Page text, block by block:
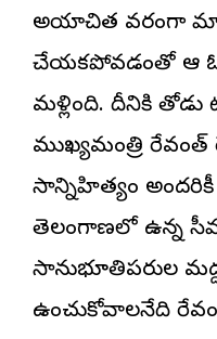
అయాచిత వరంగా
చేయకపోవడంతో ఆ
మళ్లింది. దీనికి తోడు
ముఖ్యమంత్రి రేవంత్
సాన్నిహిత్యం
తెలంగాణలో ఉన్న
సానుభూతిపరుల
ఉంచుకోవాలనేది